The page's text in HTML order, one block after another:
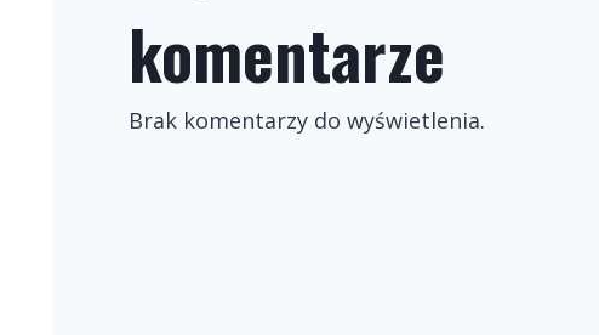
komentarze
Brak komentarzy do wyświetlenia.